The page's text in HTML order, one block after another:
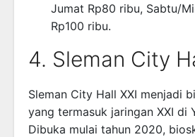
Jumat Rp80 ribu, Sabtu/
Rp100 ribu.
4. Sleman City
Sleman City Hall XXI menjadi
yang termasuk jaringan XXI di
Dibuka mulai tahun 2020,